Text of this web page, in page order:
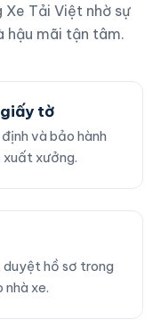
Tải Việt nhờ sự
hậu mãi tận tâm.
tờ
và bảo hành
xưởng.
duyệt hồ sơ trong
nhà xe.